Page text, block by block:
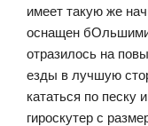
имеет такую же
оснащен
отразилось на
езды в лучшую
кататься по песку
гироскутер с